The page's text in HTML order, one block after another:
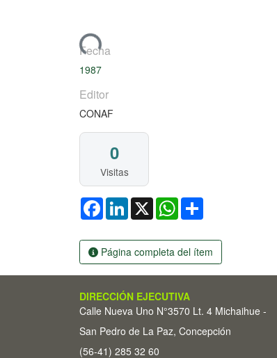
Cargando...
Fecha
1987
Editor
CONAF
0
Visitas
FacebookLinkedIn
X WhatsApp
Página completa del ítem
DIRECCIÓN EJECUTIVA
Calle Nueva Uno N°3570 Lt. 4 Michaihue -
San Pedro de La Paz, Concepción
(56-41) 285 32 60